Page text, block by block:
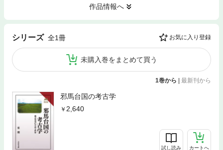
作品情報へ
シリーズ 全1冊 お気に入り登録
未購入巻をまとめて買う
1巻から | 最新刊から
邪馬台国の考古学
2,640
試し読み カートへ